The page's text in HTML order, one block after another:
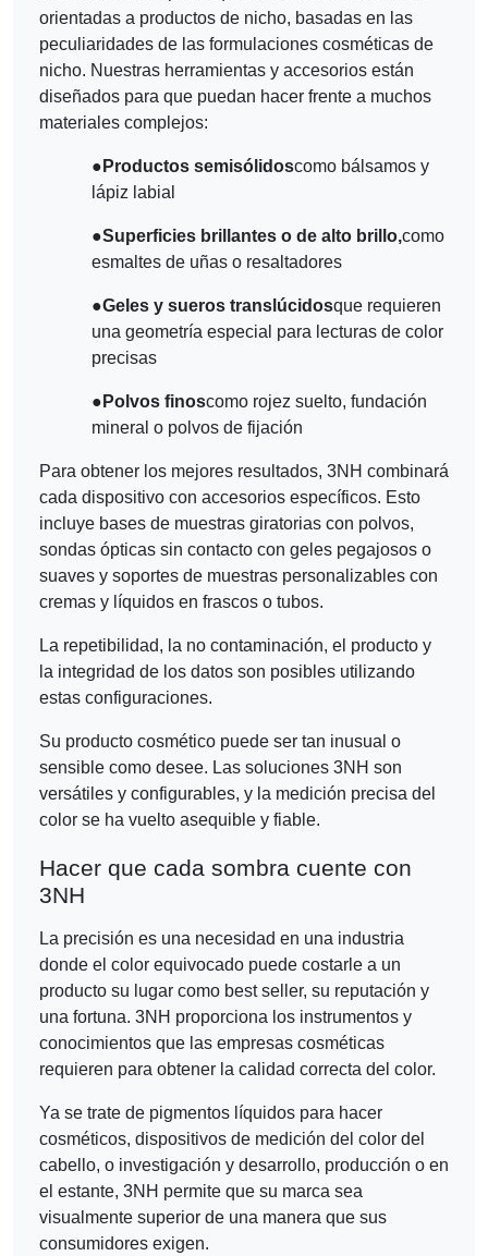
orientadas a productos de nicho, basadas en las
peculiaridades de las formulaciones cosméticas de
nicho. Nuestras herramientas y accesorios están
diseñados para que puedan hacer frente a muchos
materiales complejos:
● Productos semisólidoscomo bálsamos y
lápiz labial
●Superficies brillantes o de alto brillo,como
esmaltes de uñas o resaltadores
●Geles y sueros translúcidosque requieren
una geometría especial para lecturas de color
precisas
● Polvos finoscomo rojez suelto, fundación
mineral o polvos de fijación
Para obtener los mejores resultados, 3NH combinará
cada dispositivo con accesorios específicos. Esto
incluye bases de muestras giratorias con polvos,
sondas ópticas sin contacto con geles pegajosos o
suaves y soportes de muestras personalizables con
cremas y líquidos en frascos o tubos.
La repetibilidad, la no contaminación, el producto y
la integridad de los datos son posibles utilizando
estas configuraciones.
Su producto cosmético puede ser tan inusual o
sensible como desee. Las soluciones 3NH son
versátiles y configurables, y la medición precisa del
color se ha vuelto asequible y fiable.
Hacer que cada sombra cuente con
3NH
La precisión es una necesidad en una industria
donde el color equivocado puede costarle a un
producto su lugar como best seller, su reputación y
una fortuna. 3NH proporciona los instrumentos y
conocimientos que las empresas cosméticas
requieren para obtener la calidad correcta del color.
Ya se trate de pigmentos líquidos para hacer
cosméticos, dispositivos de medición del color del
cabello, o investigación y desarrollo, producción o en
el estante, 3NH permite que su marca sea
visualmente superior de una manera que sus
consumidores exigen.